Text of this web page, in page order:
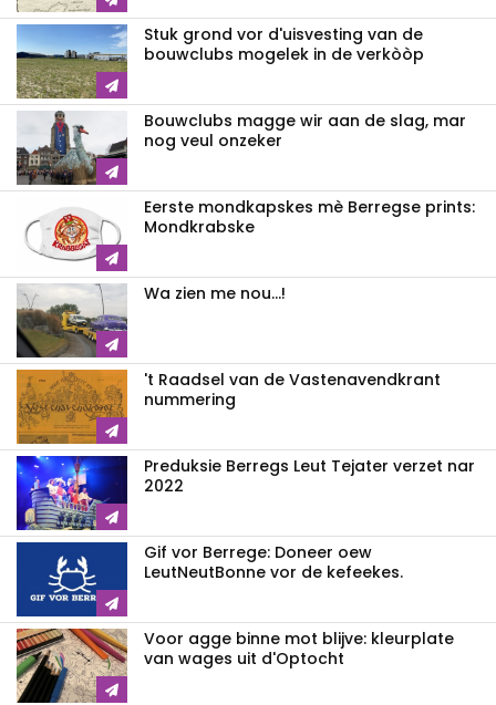
Stuk grond vor d'uisvesting van de
bouwclubs mogelek in de verkòòp
Bouwclubs magge wir aan de slag, mar
nog veul onzeker
Eerste mondkapskes mè Berregse prints:
Mondkrabske
Wa zien me nou...!
't Raadsel van de Vastenavendkrant
nummering
Preduksie Berregs Leut Tejater verzet nar
2022
Gif vor Berrege: Doneer oew
LeutNeutBonne vor de kefeekes.
Voor agge binne mot blijve: kleurplate
van wages uit d'Optocht